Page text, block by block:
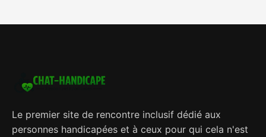
Le premier site de rencontre inclusif dédié aux
personnes handicapées et à ceux pour qui cela n'est